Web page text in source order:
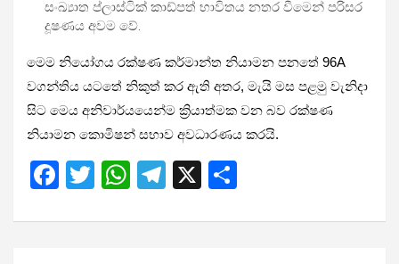
සංඛ්‍යාත ප්ලාස්ටික් කාඩ්පත් භාවිතය නතර වීමෙන් පරිසර
දූෂණය අවම වේ.
මෙම නියෝගය රක්ෂණ කර්මාන්ත නියාමන පනතේ 96A
වගන්තිය යටතේ නිකුත් කර ඇති අතර, මැයි මස පළමු වැනිදා
සිට මෙය අනිවාර්යයෙන්ම ක්‍රියාත්මක වන බව රක්ෂණ
නියාමන කොමිෂන් සභාව අවධාරණය කරයි.
F
ce
T
tt
W
at
T
e
X
ar